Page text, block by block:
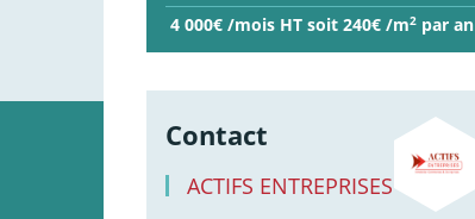
4 000€ /mois HT soit 240€ /m2par an
Contact
ACTIFS ENTREPRISES